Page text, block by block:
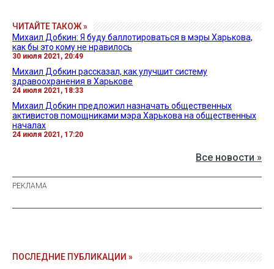
ЧИТАЙТЕ ТАКОЖ »
Михаил Добкин: Я буду баллотироваться в мэры Харькова,
как бы это кому не нравилось
30 июля 2021, 20:49
Михаил Добкин рассказал, как улучшит систему
здравоохранения в Харькове
24 июля 2021, 18:33
Михаил Добкин предложил назначать общественных
активистов помощниками мэра Харькова на общественных
началах
24 июля 2021, 17:20
Все новости »
ПОСЛЕДНИЕ ПУБЛИКАЦИИ »